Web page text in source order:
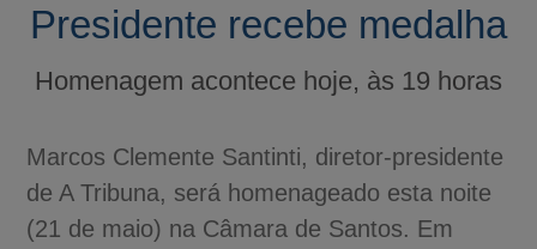
Presidente recebe medalha
Homenagem acontece hoje, às 19 horas
Marcos Clemente Santinti, diretor-presidente
de A Tribuna, será homenageado esta noite
(21 de maio) na Câmara de Santos. Em